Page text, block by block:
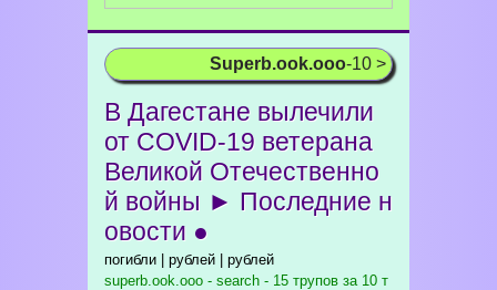
Superb.ook.ooo-10 >
В Дагестане вылечили
от COVID-19 ветерана
Великой Отечественно
й войны ► Последние н
овости ●
погибли | рублей | рублей
superb.ook.ooo - search - 15 трупов за 10 т